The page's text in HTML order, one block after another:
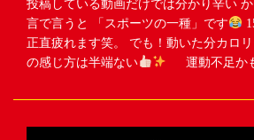
投稿している動画だけでは分かり辛い
言で言うと 「スポーツの一種」です
正直疲れます笑。 でも！動いた分カロ
の感じ方は半端ない
運動不足か